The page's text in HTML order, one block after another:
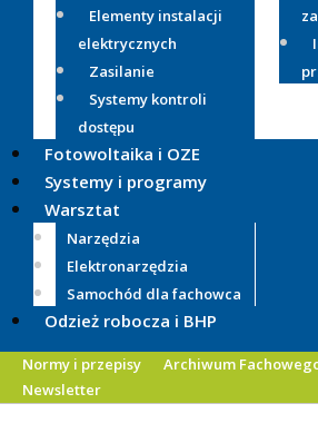
Elementy instalacji
elektrycznych
Zasilanie
Systemy kontroli
dostępu
Fotowoltaika i OZE
Systemy i programy
Warsztat
Narzędzia
Elektronarzędzia
Samochód dla fachowca
Odzież robocza i BHP
Normy i przepisy
Archiwum
Newsletter